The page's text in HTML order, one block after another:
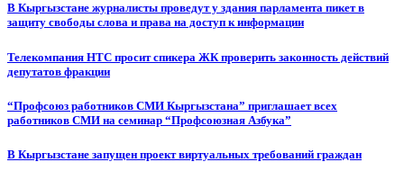
В Кыргызстане журналисты проведут у здания парламента пикет в
защиту свободы слова и права на доступ к информации
Телекомпания НТС просит спикера ЖК проверить законность действий
депутатов фракции
“Профсоюз работников СМИ Кыргызстана” приглашает всех
работников СМИ на семинар “Профсоюзная Азбука”
В Кыргызстане запущен проект виртуальных требований граждан